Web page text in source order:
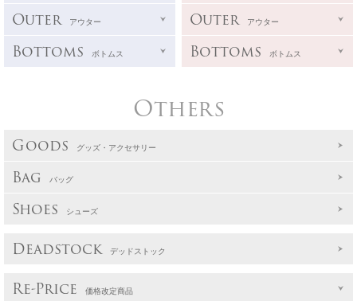
Outer アウター
Bottoms ボトムス
Outer アウター
Bottoms ボトムス
Others
Goods グッズ・アクセサリー
Bag バッグ
Shoes シューズ
Deadstock デッドストック
Re-Price 価格改定商品